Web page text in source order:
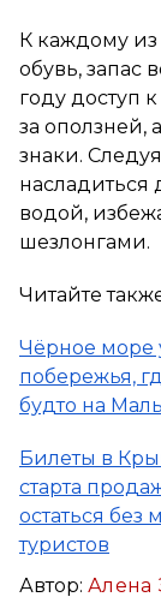
К каждому из
обувь, запас
году доступ
за оползней,
знаки.
водой,
шезлонгами.
Читайте
Чёрное море
побережья,
будто на
Билеты в
старта
остаться
туристов
Автор: Алена